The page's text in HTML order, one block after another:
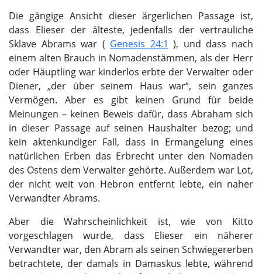
Die gängige Ansicht dieser ärgerlichen Passage ist,
dass Elieser der älteste, jedenfalls der vertrauliche
Sklave Abrams war ( Genesis 24:1 ), und dass nach
einem alten Brauch in Nomadenstämmen, als der Herr
oder Häuptling war kinderlos erbte der Verwalter oder
Diener, „der über seinem Haus war“, sein ganzes
Vermögen. Aber es gibt keinen Grund für beide
Meinungen – keinen Beweis dafür, dass Abraham sich
in dieser Passage auf seinen Haushalter bezog; und
kein aktenkundiger Fall, dass in Ermangelung eines
natürlichen Erben das Erbrecht unter den Nomaden
des Ostens dem Verwalter gehörte. Außerdem war Lot,
der nicht weit von Hebron entfernt lebte, ein naher
Verwandter Abrams.
Aber die Wahrscheinlichkeit ist, wie von Kitto
vorgeschlagen wurde, dass Elieser ein näherer
Verwandter war, den Abram als seinen Schwiegererben
betrachtete, der damals in Damaskus lebte, während